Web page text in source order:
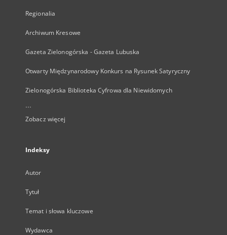
Regionalia
Archiwum Kresowe
Gazeta Zielonogórska - Gazeta Lubuska
Otwarty Międzynarodowy Konkurs na Rysunek Satyryczny
Zielonogórska Biblioteka Cyfrowa dla Niewidomych
...
Zobacz więcej
Indeksy
Autor
Tytuł
Temat i słowa kluczowe
Wydawca